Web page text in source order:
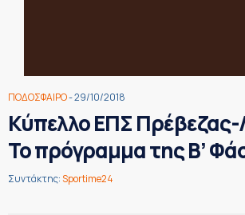
ΠΟΔΟΣΦΑΙΡΟ- 29/10/2018
Κύπελλο ΕΠΣ
Το πρόγραμμα της Β’
Συντάκτης:Sportime24